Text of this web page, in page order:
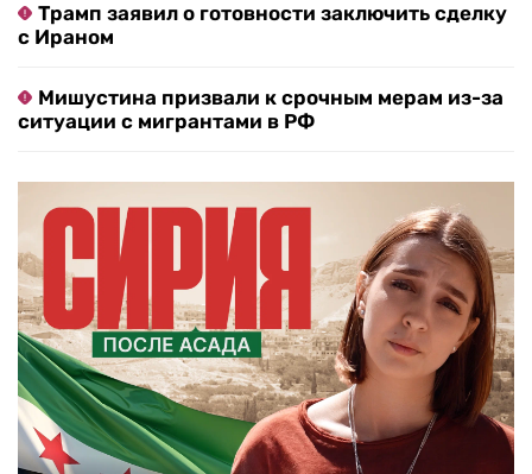
Трамп заявил о готовности заключить сделку
с Ираном
Мишустина призвали к срочным мерам из-за
ситуации с мигрантами в РФ